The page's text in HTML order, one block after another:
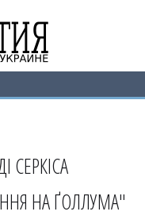
СЕРКІСА
НА ҐОЛЛУМА"